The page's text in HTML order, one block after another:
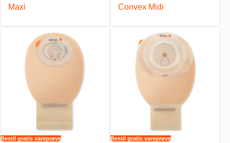
Maxi
Convex Midi
Bestil gratis vareprøve Bestil gratis vareprøve